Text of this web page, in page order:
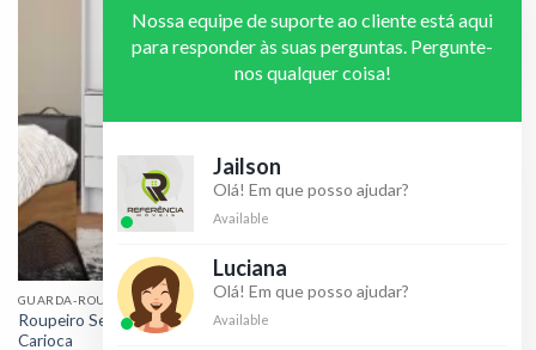
GUARDA-ROUPA SOLTEIRO
Roupeiro Sevilha 3 Portas 9 Gavetas C/Espelho Larg. 1.62m Branco
Carioca
Nossa equipe de suporte ao cliente está aqui
para responder às suas perguntas. Pergunte-
nos qualquer coisa!
Jailson
Olá! Em que posso ajudar?
Available
Luciana
Olá! Em que posso ajudar?
Available